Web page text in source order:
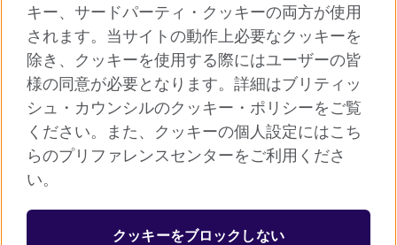
個人情報保護
クッキー（Cookie）について
よくあるご質問
サイトマップ
す。
英国では公益団体（非営利組織）として登録されています。公益
キー、サードパーティ・クッキーの両方が使用
されます。当サイトの動作上必要なクッキーを
除き、クッキーを使用する際にはユーザーの皆
様の同意が必要となります。詳細はブリティッ
シュ・カウンシルのクッキー・ポリシーをご覧
ください。また、クッキーの個人設定にはこち
らのプリファレンスセンターをご利用くださ
い。
クッキーをブロックしない